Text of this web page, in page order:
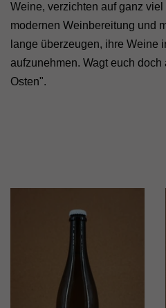
Weine, verzichten auf ganz
modernen Weinbereitung und
lange überzeugen, ihre Weine
aufzunehmen. Wagt euch
Osten".